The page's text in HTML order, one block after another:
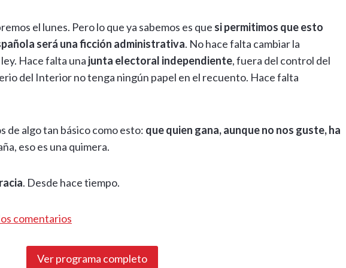
el lunes. Pero lo que ya sabemos es que si permitimos que esto
será una ficción administrativa. No hace falta cambiar la
Hace falta una junta electoral independiente, fuera del control del
del Interior no tenga ningún papel en el recuento. Hace falta
de algo tan básico como esto: que quien gana, aunque no nos guste, ha
eso es una quimera.
. Desde hace tiempo.
comentarios
Ver programa completo